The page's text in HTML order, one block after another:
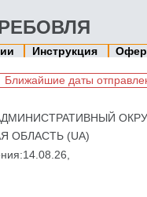
Инструкция
Ближайшие даты
ОБЛАСТЬ (UA)